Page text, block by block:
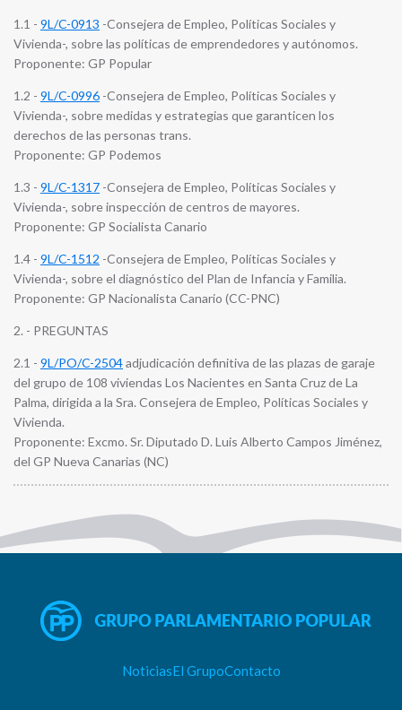
1.1 - 9L/C-0913 -Consejera de Empleo, Políticas Sociales y
Vivienda-, sobre las políticas de emprendedores y autónomos.
Proponente: GP Popular
1.2 - 9L/C-0996 -Consejera de Empleo, Políticas Sociales y
Vivienda-, sobre medidas y estrategias que garanticen los
derechos de las personas trans.
Proponente: GP Podemos
1.3 - 9L/C-1317 -Consejera de Empleo, Políticas Sociales y
Vivienda-, sobre inspección de centros de mayores.
Proponente: GP Socialista Canario
1.4 - 9L/C-1512 -Consejera de Empleo, Políticas Sociales y
Vivienda-, sobre el diagnóstico del Plan de Infancia y Familia.
Proponente: GP Nacionalista Canario (CC-PNC)
2. - PREGUNTAS
2.1 - 9L/PO/C-2504adjudicación definitiva de las plazas de garaje
del grupo de 108 viviendas Los Nacientes en Santa Cruz de La
Palma, dirigida a la Sra. Consejera de Empleo, Políticas Sociales y
Vivienda.
Proponente: Excmo. Sr. Diputado D. Luis Alberto Campos Jiménez,
del GP Nueva Canarias (NC)
NoticiasEl GrupoContacto